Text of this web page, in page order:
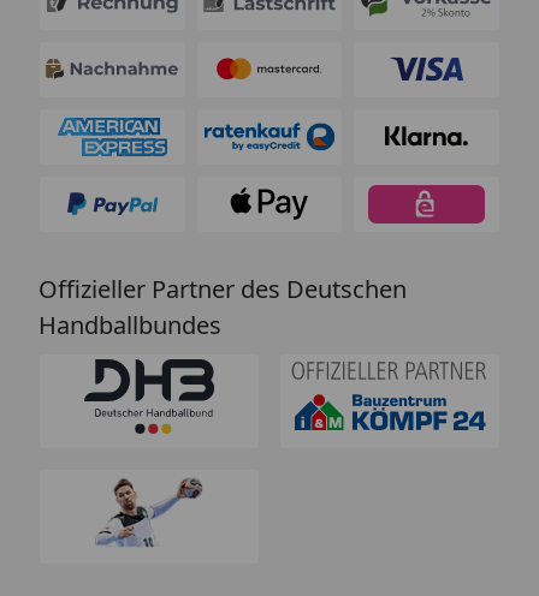
Offizieller Partner des Deutschen
Handballbundes